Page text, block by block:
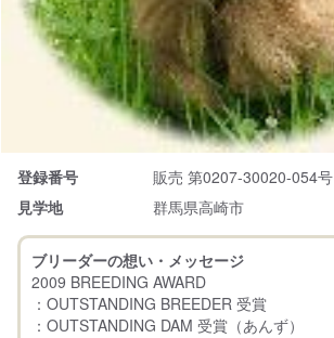
登録番号
販売 第0207-30020-054号
見学地
群馬県高崎市
ブリーダーの想い・メッセージ
2009 BREEDING AWARD
：OUTSTANDING BREEDER 受賞
：OUTSTANDING DAM 受賞（あんず）